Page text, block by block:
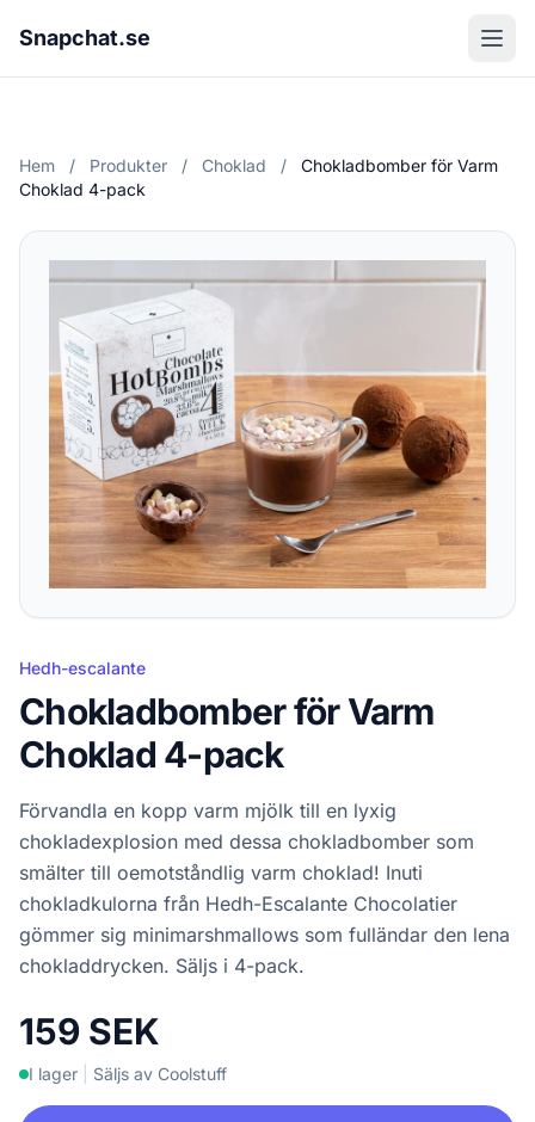
Snapchat.se
Hem / Produkter / Choklad /
Chokladbomber för Varm
Choklad 4-pack
Hedh-escalante
Chokladbomber för Varm
Choklad 4-pack
Förvandla en kopp varm mjölk till en lyxig
chokladexplosion med dessa chokladbomber som
smälter till oemotståndlig varm choklad! Inuti
chokladkulorna från Hedh-Escalante Chocolatier
gömmer sig minimarshmallows som fulländar den lena
chokladdrycken. Säljs i 4-pack.
159 SEK
I lager Säljs av Coolstuff